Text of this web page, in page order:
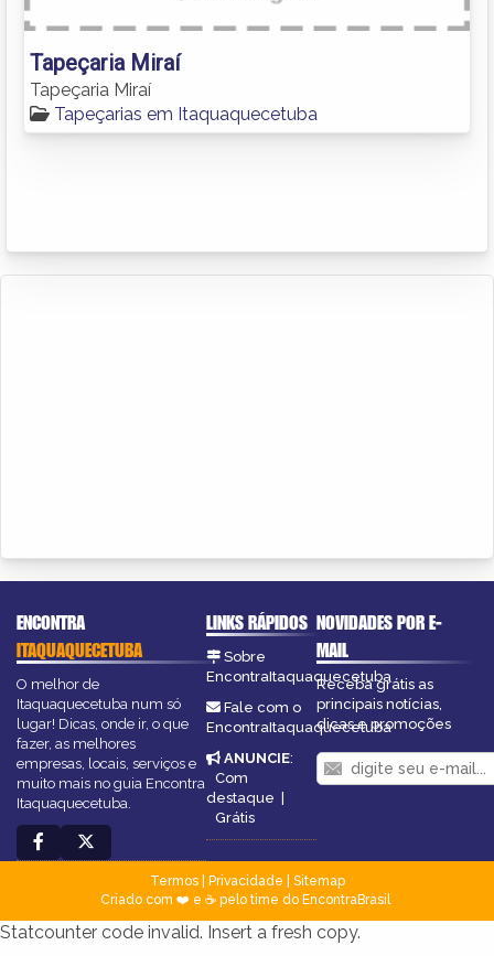
Tapeçaria Miraí
Tapeçaria Miraí
Tapeçarias em Itaquaquecetuba
ENCONTRA
ITAQUAQUECETUBA
O melhor de
Itaquaquecetuba num só
lugar! Dicas, onde ir, o que
fazer, as melhores
empresas, locais, serviços e
muito mais no guia Encontra
Itaquaquecetuba.
LINKS RÁPIDOS
Sobre
EncontraItaquaquecetuba
Fale com o
EncontraItaquaquecetuba
ANUNCIE:
Com
destaque |
Grátis
NOVIDADES POR E-
MAIL
Receba grátis as
principais notícias,
dicas e promoções
Termos| Privacidade
Sitemap
Criado com ❤️ e ☕ pelo time do EncontraBrasil
Statcounter code invalid. Insert a fresh copy.